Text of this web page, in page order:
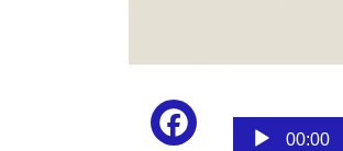
Facebook
Reproductor
00:00